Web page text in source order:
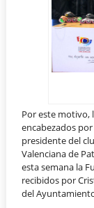
Por este motivo,
encabezados por
presidente del
Valenciana de
esta semana la
recibidos por
del